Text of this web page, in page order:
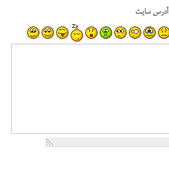
آدرس سایت